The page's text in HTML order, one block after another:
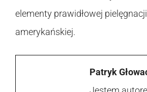
elementy prawidłowej
amerykańskiej.
Patryk